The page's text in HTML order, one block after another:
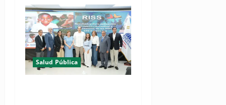
Salud Pública